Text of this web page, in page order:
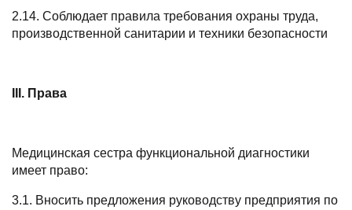
2.14. Соблюдает правила требования охраны труда,
производственной санитарии и техники безопасности
III. Права
Медицинская сестра функциональной диагностики
имеет право:
3.1. Вносить предложения руководству предприятия по